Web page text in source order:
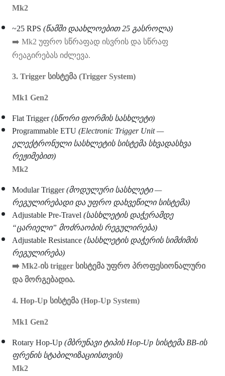
Mk2
~25 RPS (წამში დაახლოებით 25 გასროლა)
➡ ️ Mk2 უფრო სწრაფად ისვრის და სწრაფ
რეაგირებას იძლევა.
3. Trigger სისტემა (Trigger System)
Mk1 Gen2
Flat Trigger(სწორი ფორმის სასხლეტი)
Programmable ETU (Electronic Trigger Unit —
ელექტრონული სასხლეტის სისტემა სხვადასხვა
რეჟიმებით)
Mk2
Modular Trigger(მოდულური სასხლეტი —
რეგულირებადი და უფრო დახვეწილი სისტემა)
Adjustable Pre-Travel (სასხლეტის დაჭერამდე
“ცარიელი” მოძრაობის რეგულირება)
Adjustable Resistance (სასხლეტის დაჭერის სიმძიმის
რეგულირება)
➡ ️ Mk2-ის trigger სისტემა უფრო პროფესიონალური
და მორგებადია.
4. Hop-Up სისტემა (Hop-Up System)
Mk1 Gen2
Rotary Hop-Up (მბრუნავი ტიპის Hop-Up სისტემა BB-ის
ფრენის სტაბილიზაციისთვის)
Mk2